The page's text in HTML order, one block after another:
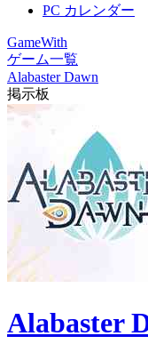
PC カレンダー
GameWith
ゲーム一覧
Alabaster Dawn
掲示板
Alabaster